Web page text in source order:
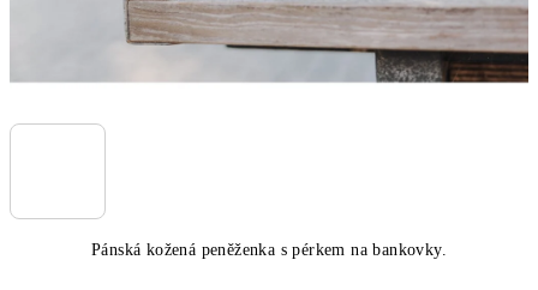
Pánská kožená peněženka s pérkem na bankovky.